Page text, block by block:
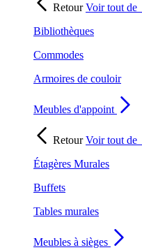
RetourVoir tout de
Bibliothèques
Commodes
Armoires de couloir
Meubles d'appoint
RetourVoir tout de
Étagères Murales
Buffets
Tables murales
Meubles à sièges